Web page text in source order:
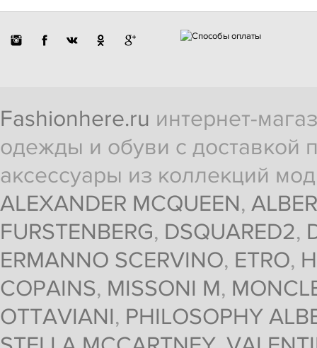
Fashionhere.ru интернет-
одежды и обуви с доставкой
аксессуары из коллекций
ALEXANDER MCQUEEN,
FURSTENBERG, DSQUARED2,
ERMANNO SCERVINO, ETRO,
COPAINS, MISSONI M,
OTTAVIANI, PHILOSOPHY